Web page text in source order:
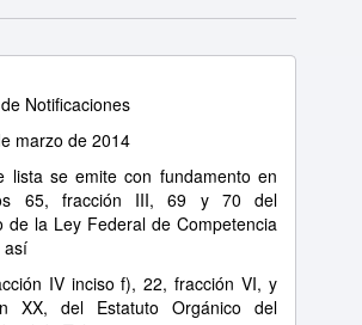
Notificaciones
marzo de 2014
lista se emite con fundamento en
65, fracción III, 69 y 70 del
de la Ley Federal de Competencia
así
IV inciso f), 22, fracción VI, y
XX, del Estatuto Orgánico del